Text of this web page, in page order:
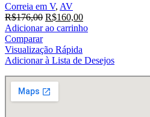
Correia em V, AV
R$176,00 O
preço
era:
R$176,00.
R$160,00O
preço
R$160,00.
Adicionar ao carrinho
Comparar
Visualização Rápida
Adicionar à Lista de Desejos